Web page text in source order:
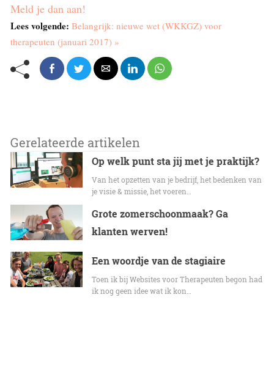
Meld je dan aan!
Lees volgende: Belangrijk: nieuwe wet (WKKGZ) voor
therapeuten (januari 2017) »
Gerelateerde artikelen
Op welk punt sta jij met je praktijk?
Van het opzetten van je bedrijf, het bedenken van
je visie & missie, het voeren…
Grote zomerschoonmaak? Ga
klanten werven!
Een woordje van de stagiaire
Toen ik bij Websites voor Therapeuten begon had
ik nog geen idee wat ik kon…